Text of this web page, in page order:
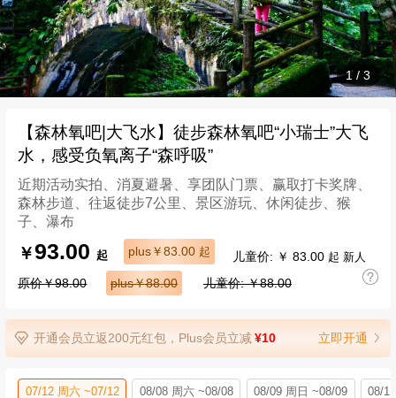
1/ 3
【森林氧吧|大飞水】徒步森林氧吧“小瑞士”大飞
水，感受负氧离子“森呼吸”
近期活动实拍、消夏避暑、享团队门票、赢取打卡奖牌、
森林步道、往返徒步7公里、景区游玩、休闲徒步、猴
子、瀑布
￥93.00起 plus￥83.00 起 儿童价: ￥ 83.00 起 新人
原价￥98.00 plus￥88.00 儿童价: ￥88.00
开通会员立返200元红包，Plus会员立减¥10 立即开通
07/12 周六 ~07/12 08/08 周六 ~08/08 08/09 周日 ~08/09 08/